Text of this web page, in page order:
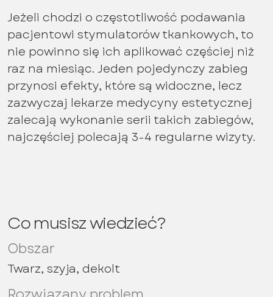
Jeżeli chodzi o częstotliwość podawania
pacjentowi stymulatorów tkankowych, to
nie powinno się ich aplikować częściej niż
raz na miesiąc. Jeden pojedynczy zabieg
przynosi efekty, które są widoczne, lecz
zazwyczaj lekarze medycyny estetycznej
zalecają wykonanie serii takich zabiegów,
najczęściej polecają 3-4 regularne wizyty.
Co musisz wiedzieć?
Obszar
Twarz, szyja, dekolt